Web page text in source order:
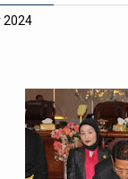
2024